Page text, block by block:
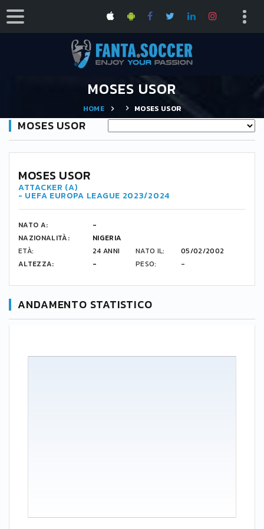
MOSES USOR
HOME MOSES USOR
MOSES USOR
17
MOSES USOR
ATTACKER (A)
- UEFA EUROPA LEAGUE 2023/2024
NATO A:
-
NAZIONALITÀ:
NIGERIA
ETÀ:
24 ANNI NATO IL:
05/02/2002
ALTEZZA:
- PESO: -
ANDAMENTO STATISTICO